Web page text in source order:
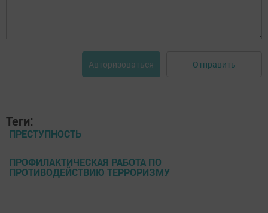
Авторизоваться Отправить
Теги:
ПРЕСТУПНОСТЬ
ПРОФИЛАКТИЧЕСКАЯ РАБОТА ПО
ПРОТИВОДЕЙСТВИЮ ТЕРРОРИЗМУ